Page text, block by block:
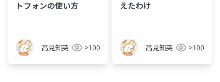
トフォンの使い方
高見知英 >100
えたわけ
高見知英 >100